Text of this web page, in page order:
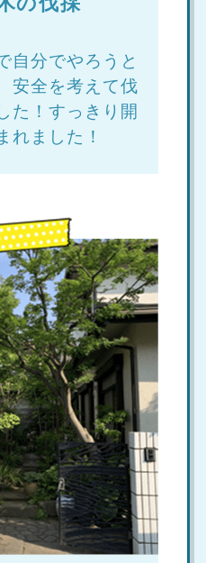
自分でやろうと
安全を考えて伐
た！すっきり開
れました！